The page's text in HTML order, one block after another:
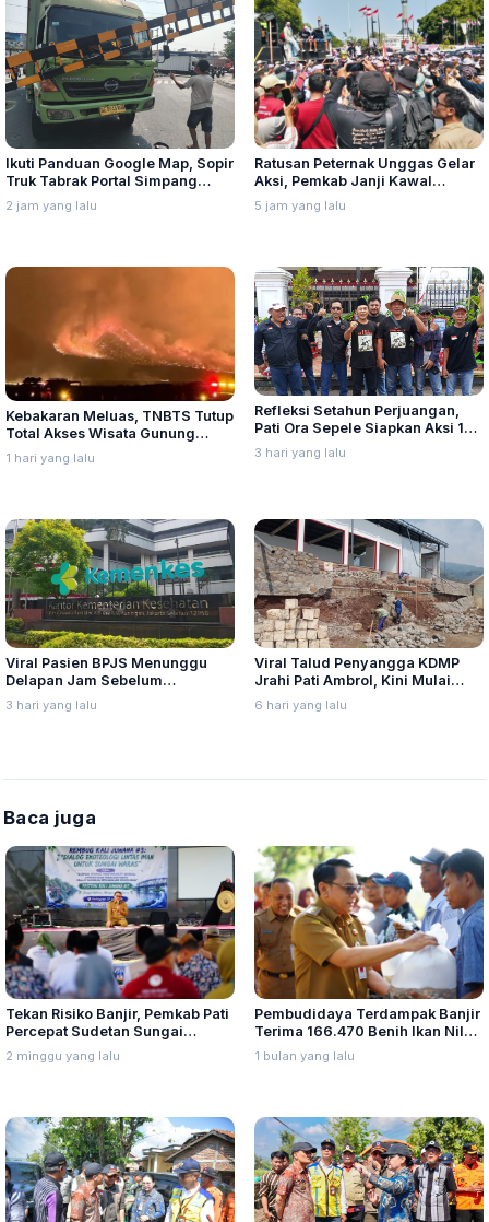
Ikuti Panduan Google Map, Sopir
Truk Tabrak Portal Simpang
Jerakah
2 jam yang lalu
Ratusan Peternak Unggas Gelar
Aksi, Pemkab Janji Kawal
Tuntutan hingga ke Pusat
5 jam yang lalu
Kebakaran Meluas, TNBTS Tutup
Total Akses Wisata Gunung
Bromo
1 hari yang lalu
Refleksi Setahun Perjuangan,
Pati Ora Sepele Siapkan Aksi 10–
13 Agustus
3 hari yang lalu
Viral Pasien BPJS Menunggu
Delapan Jam Sebelum
Meninggal, Ini Penjelasan
Kemenkes
3 hari yang lalu
Viral Talud Penyangga KDMP
Jrahi Pati Ambrol, Kini Mulai
Diperbaiki
6 hari yang lalu
Baca juga
Tekan Risiko Banjir, Pemkab Pati
Percepat Sudetan Sungai
Juwana
2 minggu yang lalu
Pembudidaya Terdampak Banjir
Terima 166.470 Benih Ikan Nila,
Pemkab Pati Percepat Pemulihan
1 bulan yang lalu